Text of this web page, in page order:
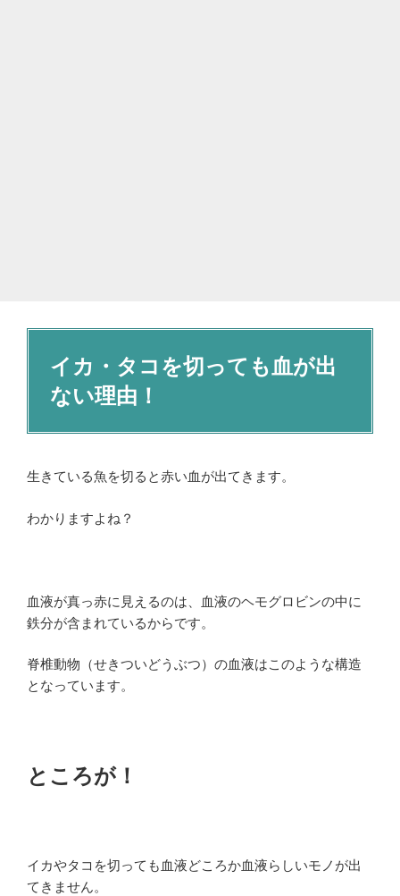
イカ・タコを切っても血が出
ない理由！
生きている魚を切ると赤い血が出てきます。
わかりますよね？
血液が真っ赤に見えるのは、血液のヘモグロビンの中に
鉄分が含まれているからです。
脊椎動物（せきついどうぶつ）の血液はこのような構造
となっています。
ところが！
イカやタコを切っても血液どころか血液らしいモノが出
てきません。